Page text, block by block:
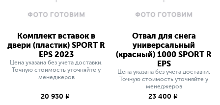
Комплект вставок в
двери (пластик) SPORT R
EPS 2023
Цена указана без учета доставки.
Точную стоимость уточняйте у
менеджеров
20 930 q
Отвал для снега
универсальный
(красный) 1000 SPORT R
EPS
Цена указана без учета доставки.
Точную стоимость уточняйте у
менеджеров
23 400 q